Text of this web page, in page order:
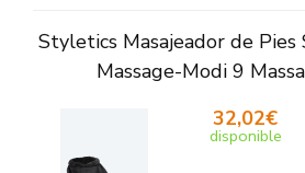
Styletics Masajeador de Pies
Massage-Modi 9
32,02€
disponible